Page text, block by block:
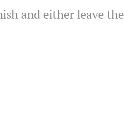
and either leave the